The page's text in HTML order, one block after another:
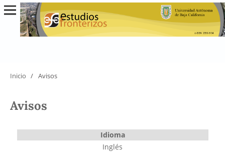
Inicio / Avisos
Avisos
Idioma
Inglés